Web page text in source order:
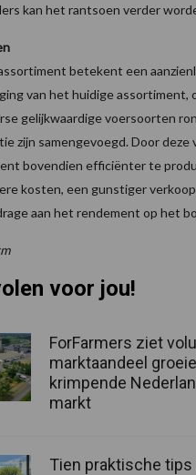
kan het rantsoen verder
betekent een
van het huidige assortiment,
gelijkwaardige voersoorten
zijn samengevoegd. Door deze
bovendien efficiënter te
kosten, een gunstiger
aan het rendement op het
voor jou!
ForFarmers ziet
marktaandeel
krimpende
markt
Tien praktische tips